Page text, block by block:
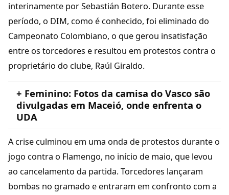
interinamente por Sebastián Botero. Durante esse
período, o DIM, como é conhecido, foi eliminado do
Campeonato Colombiano, o que gerou insatisfação
entre os torcedores e resultou em protestos contra o
proprietário do clube, Raúl Giraldo.
+ Feminino: Fotos da camisa do Vasco são
divulgadas em Maceió, onde enfrenta o
UDA
A crise culminou em uma onda de protestos durante o
jogo contra o Flamengo, no início de maio, que levou
ao cancelamento da partida. Torcedores lançaram
bombas no gramado e entraram em confronto com a